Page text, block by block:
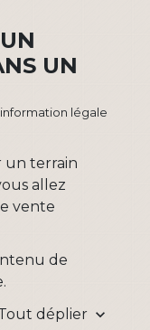
UN
légale
un terrain
allez
vente
de
déplier keyboard_arrow_down